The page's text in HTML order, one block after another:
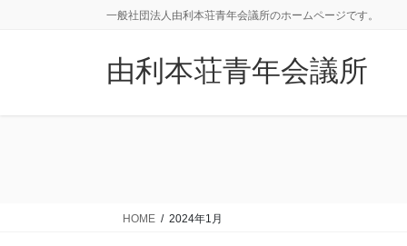
一般社団法人由利本荘青年会議所のホームページです。
由利本荘青年会議所
HOME 2024年1月